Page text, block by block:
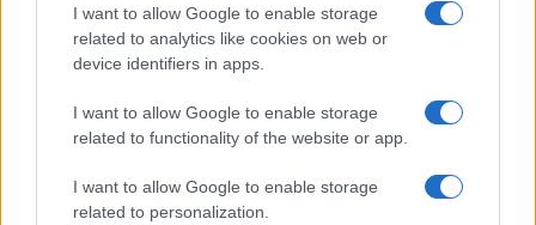
I want to allow Google to enable storage
related to analytics like cookies on web or
device identifiers in apps.
I want to allow Google to enable storage
related to functionality of the website or app.
I want to allow Google to enable storage
related to personalization.
Esce di strada con l’auto ad Arzachena: ferito il
conducente
Turiste si perdono a Tavolara: salvate dai vigili